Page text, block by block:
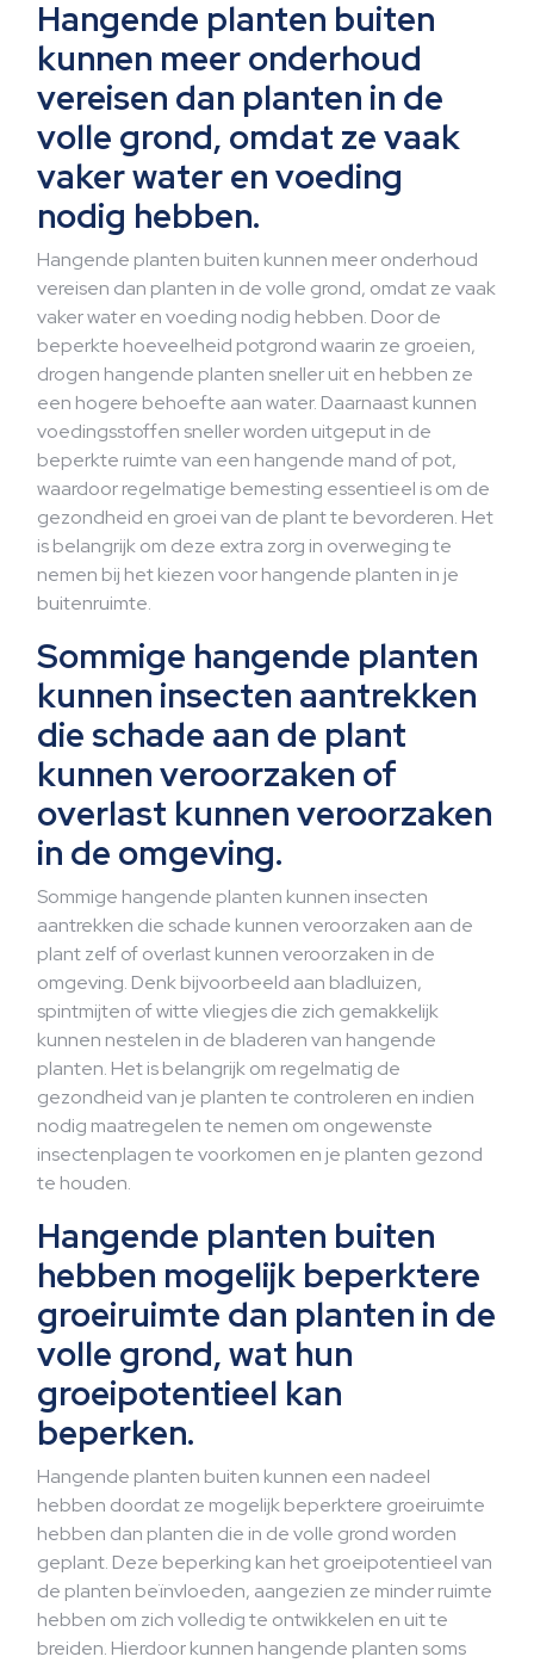
Hangende planten buiten
kunnen meer onderhoud
vereisen dan planten in de
volle grond, omdat ze vaak
vaker water en voeding
nodig hebben.
Hangende planten buiten kunnen meer onderhoud
vereisen dan planten in de volle grond, omdat ze vaak
vaker water en voeding nodig hebben. Door de
beperkte hoeveelheid potgrond waarin ze groeien,
drogen hangende planten sneller uit en hebben ze
een hogere behoefte aan water. Daarnaast kunnen
voedingsstoffen sneller worden uitgeput in de
beperkte ruimte van een hangende mand of pot,
waardoor regelmatige bemesting essentieel is om de
gezondheid en groei van de plant te bevorderen. Het
is belangrijk om deze extra zorg in overweging te
nemen bij het kiezen voor hangende planten in je
buitenruimte.
Sommige hangende planten
kunnen insecten aantrekken
die schade aan de plant
kunnen veroorzaken of
overlast kunnen veroorzaken
in de omgeving.
Sommige hangende planten kunnen insecten
aantrekken die schade kunnen veroorzaken aan de
plant zelf of overlast kunnen veroorzaken in de
omgeving. Denk bijvoorbeeld aan bladluizen,
spintmijten of witte vliegjes die zich gemakkelijk
kunnen nestelen in de bladeren van hangende
planten. Het is belangrijk om regelmatig de
gezondheid van je planten te controleren en indien
nodig maatregelen te nemen om ongewenste
insectenplagen te voorkomen en je planten gezond
te houden.
Hangende planten buiten
hebben mogelijk beperktere
groeiruimte dan planten in de
volle grond, wat hun
groeipotentieel kan
beperken.
Hangende planten buiten kunnen een nadeel
hebben doordat ze mogelijk beperktere groeiruimte
hebben dan planten die in de volle grond worden
geplant. Deze beperking kan het groeipotentieel van
de planten beïnvloeden, aangezien ze minder ruimte
hebben om zich volledig te ontwikkelen en uit te
breiden. Hierdoor kunnen hangende planten soms